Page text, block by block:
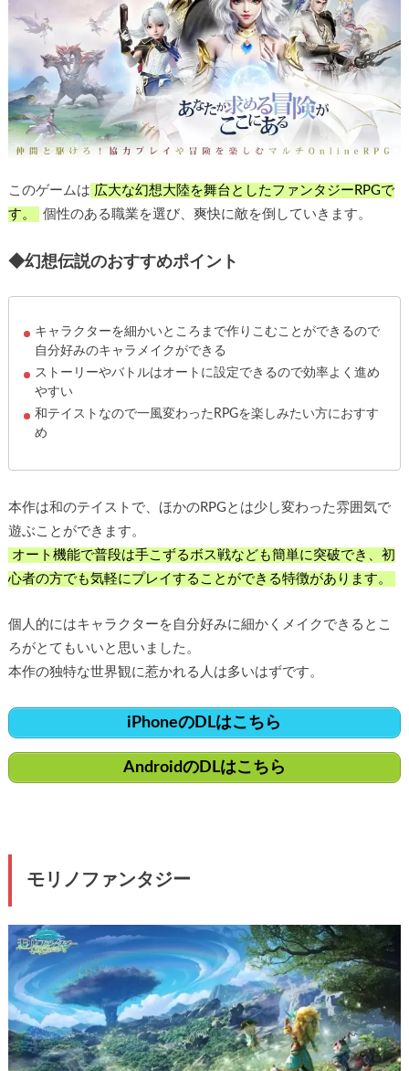
このゲームは 広大な幻想大陸を舞台としたファンタジーRPGで
す。
個性のある職業を選び、爽快に敵を倒していきます。
◆幻想伝説のおすすめポイント
キャラクターを細かいところまで作りこむことができるので
自分好みのキャラメイクができる
ストーリーやバトルはオートに設定できるので効率よく進め
やすい
和テイストなので一風変わったRPGを楽しみたい方におすす
め
本作は和のテイストで、ほかのRPGとは少し変わった雰囲気で
遊ぶことができます。
オート機能で普段は手こずるボス戦なども簡単に突破でき、初
心者の方でも気軽にプレイすることができる特徴があります。
個人的にはキャラクターを自分好みに細かくメイクできるとこ
ろがとてもいいと思いました。
本作の独特な世界観に惹かれる人は多いはずです。
iPhoneのDLはこちら
AndroidのDLはこちら
モリノファンタジー